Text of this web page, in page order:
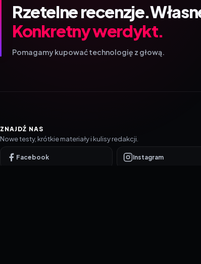
Rzetelne recenzje.
Konkretny werdykt.
Pomagamy kupować technologię z głową.
ZNAJDŹ NAS
Nowe testy, krótkie materiały i kulisy redakcji.
Facebook Instagram